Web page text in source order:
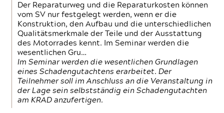
Der Reparaturweg und die Reparaturkosten können
vom SV nur festgelegt werden, wenn er die
Konstruktion, den Aufbau und die unterschiedlichen
Qualitätsmerkmale der Teile und der Ausstattung
des Motorrades kennt. Im Seminar werden die
wesentlichen Gru…
Im Seminar werden die wesentlichen Grundlagen
eines Schadengutachtens erarbeitet. Der
Teilnehmer soll im Anschluss an die Veranstaltung in
der Lage sein selbstständig ein Schadengutachten
am KRAD anzufertigen.